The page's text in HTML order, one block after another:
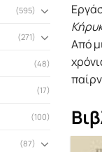
(595)
(271)
(48)
(17)
(100)
(87)
Aπό